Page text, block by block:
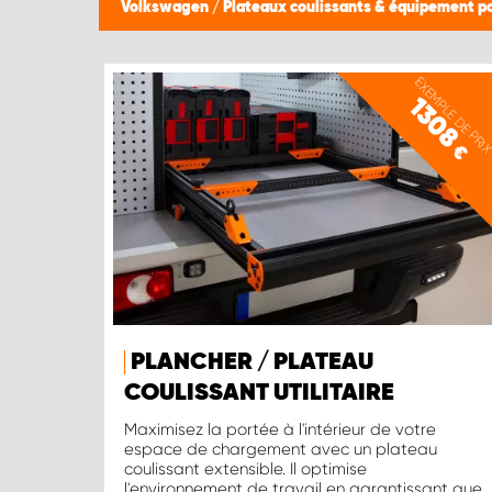
Volkswagen / Plateaux coulissants & équipement
EXEMPLE DE PRIX
1308
€
PLANCHER / PLATEAU
COULISSANT UTILITAIRE
Maximisez la portée à l'intérieur de votre
espace de chargement avec un plateau
coulissant extensible. Il optimise